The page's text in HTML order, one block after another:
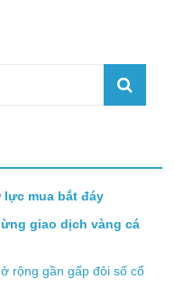
lực mua bắt đáy
giao dịch vàng cá
rộng gần gấp đôi số cổ